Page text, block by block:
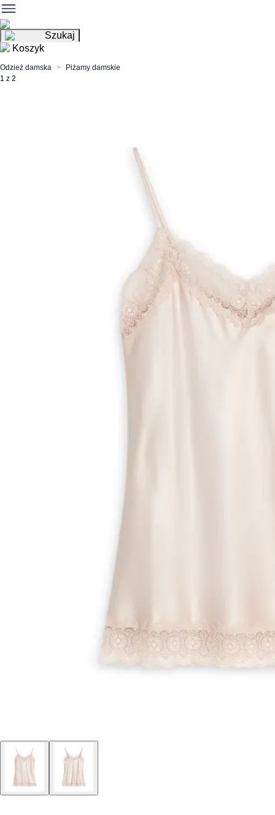
Szukaj
Koszyk
Odzież damska
Piżamy damskie
1 z 2